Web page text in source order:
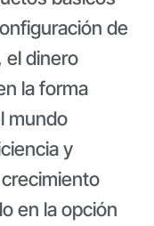
de
el dinero
la forma
mundo
y
en la opción